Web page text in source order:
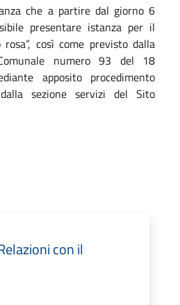
che a partire dal giorno 6
presentare istanza per il
rosa”, così come previsto dalla
numero 93 del 18
apposito procedimento
sezione servizi del Sito
con il